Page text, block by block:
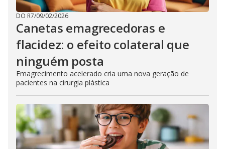
DO R7/09/02/2026
Canetas emagrecedoras e
flacidez: o efeito colateral que
ninguém posta
Emagrecimento acelerado cria uma nova geração de
pacientes na cirurgia plástica